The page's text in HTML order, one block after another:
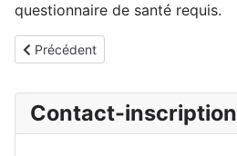
questionnaire de santé requis.
Article précédent : Nos responsables
Précédent
Contact-inscription